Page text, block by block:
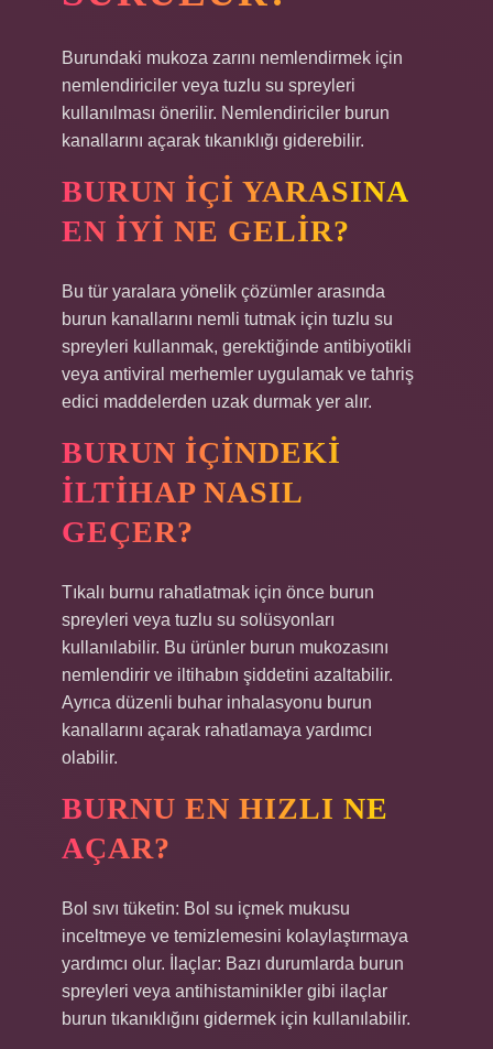
Burundaki mukoza zarını nemlendirmek için
nemlendiriciler veya tuzlu su spreyleri
kullanılması önerilir. Nemlendiriciler burun
kanallarını açarak tıkanıklığı giderebilir.
BURUN IÇI YARASINA
EN IYI NE GELIR?
Bu tür yaralara yönelik çözümler arasında
burun kanallarını nemli tutmak için tuzlu su
spreyleri kullanmak, gerektiğinde antibiyotikli
veya antiviral merhemler uygulamak ve tahriş
edici maddelerden uzak durmak yer alır.
BURUN IÇINDEKI
ILTIHAP NASIL
GEÇER?
Tıkalı burnu rahatlatmak için önce burun
spreyleri veya tuzlu su solüsyonları
kullanılabilir. Bu ürünler burun mukozasını
nemlendirir ve iltihabın şiddetini azaltabilir.
Ayrıca düzenli buhar inhalasyonu burun
kanallarını açarak rahatlamaya yardımcı
olabilir.
BURNU EN HIZLI NE
AÇAR?
Bol sıvı tüketin: Bol su içmek mukusu
inceltmeye ve temizlemesini kolaylaştırmaya
yardımcı olur. İlaçlar: Bazı durumlarda burun
spreyleri veya antihistaminikler gibi ilaçlar
burun tıkanıklığını gidermek için kullanılabilir.